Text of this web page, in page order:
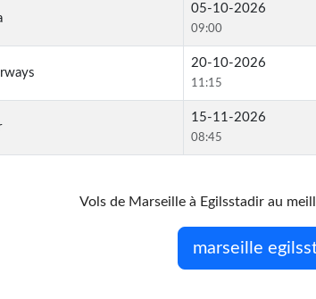
05-10-2026
09:00
20-10-2026
11:15
15-11-2026
08:45
Vols de Marseille à Egilsstadir au
marseille